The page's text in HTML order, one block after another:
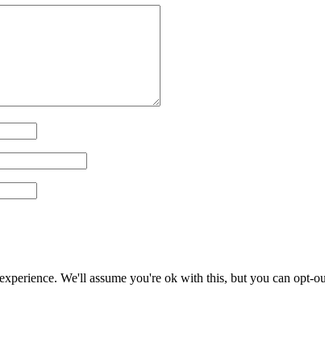
We'll assume you're ok with this, but you can opt-